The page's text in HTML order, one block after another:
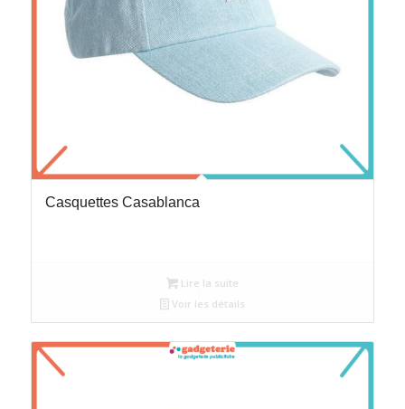
Casquettes Casablanca
Lire la suite
Voir les détails